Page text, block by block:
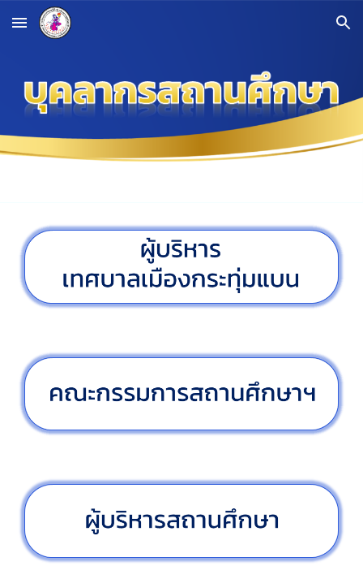
Skip to main content Skip to navigation